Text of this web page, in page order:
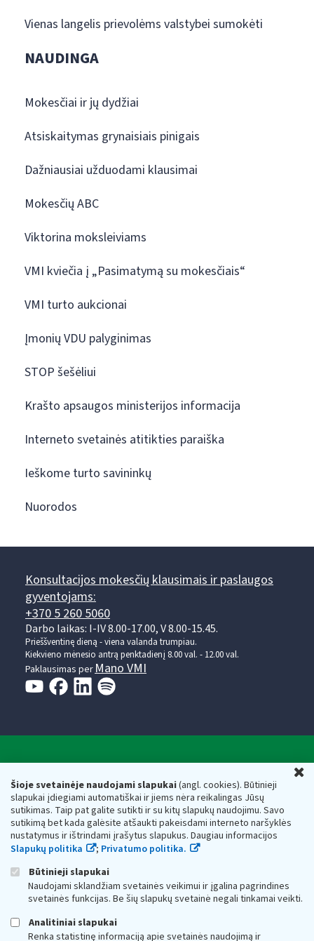
Šioje svetainėje naudojami slapukai(angl. cookies). Būtinieji
slapukai įdiegiami automatiškai ir jiems nėra reikalingas Jūsų
sutikimas. Taip pat galite sutikti ir su kitų slapukų naudojimu. Savo
sutikimą bet kada galėsite atšaukti pakeisdami interneto naršyklės
nustatymus ir ištrindami įrašytus slapukus. Daugiau informacijos
Slapukų politika
; Privatumo politika.
Būtinieji slapukai
Naudojami sklandžiam svetainės veikimui ir įgalina pagrindines
svetainės funkcijas. Be šių slapukų svetainė negali tinkamai veikti.
Analitiniai slapukai
Renka statistinę informaciją apie svetainės naudojimą ir
Vienas langelis prievolėms valstybei sumokėti
NAUDINGA
Mokesčiai ir jų dydžiai
Atsiskaitymas grynaisiais pinigais
Dažniausiai užduodami klausimai
Mokesčių ABC
Viktorina moksleiviams
VMI kviečia į „Pasimatymą su mokesčiais“
VMI turto aukcionai
Įmonių VDU palyginimas
STOP šešėliui
Krašto apsaugos ministerijos informacija
Interneto svetainės atitikties paraiška
Ieškome turto savininkų
Nuorodos
Konsultacijos mokesčių klausimais ir paslaugos
gyventojams:
+370 5 260 5060
Darbo laikas: I-IV 8.00-17.00, V 8.00-15.45.
Prieššventinę dieną - viena valanda trumpiau.
Kiekvieno mėnesio antrą penktadienį 8.00 val. - 12.00 val.
Paklausimas per Mano VMI
Respublikos finansų ministerijos
Biudžetinė įstaiga. Juridinio asmens kodas — 188659752,
adresas: Vasario 16-osios g. 14, 01107 Vilnius, Lietuva, el.paštas:
vmi@vmi.lt, E. pristatymo dėžutės adresas 188659752
Duomenys apie Valstybinę mokesčių inspekciją prie Lietuvos
Respublikos finansų ministerijos kaupiami ir saugomi Juridinių